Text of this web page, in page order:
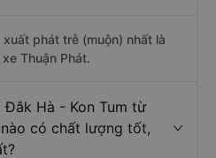
phát trễ (muộn) nhất là
Thuận Phát.
Đắk Hà - Kon Tum từ
có chất lượng tốt,